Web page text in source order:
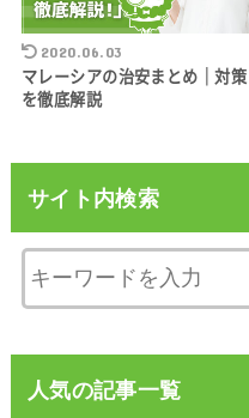
2020.06.03
マレーシアの治安まとめ｜対策
を徹底解説
サイト内検索
人気の記事一覧